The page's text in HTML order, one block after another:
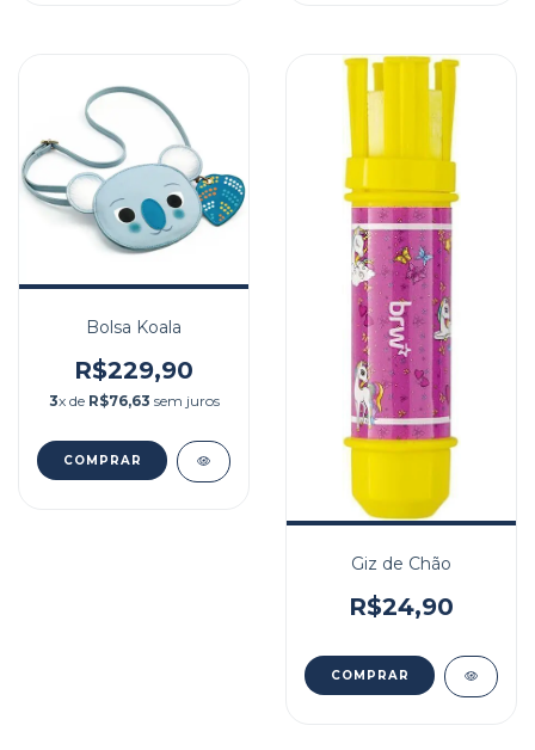
Bolsa Koala
R$229,90
3x de R$76,63 sem juros
Giz de Chão
R$24,90